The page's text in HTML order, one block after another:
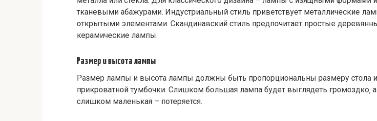
тканевыми абажурами. Индустриальный стиль приветствует металлические
открытыми элементами. Скандинавский стиль предпочитает простые
керамические лампы.
Размер и высота лампы
Размер лампы и высота лампы должны быть пропорциональны размеру стола
прикроватной тумбочки. Слишком большая лампа будет выглядеть громоздко‚ а
слишком маленькая – потеряется.